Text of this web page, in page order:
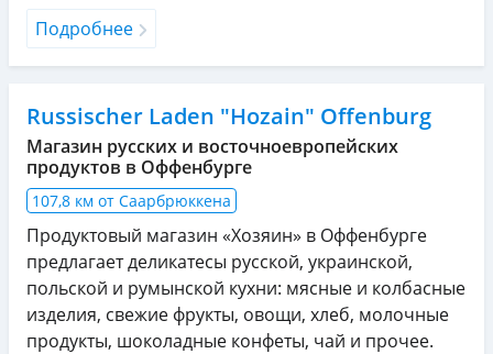
Подробнее
Russischer Laden "Hozain" Offenburg
Магазин русских и восточноевропейских
продуктов в Оффенбурге
107,8 км от Саарбрюккена
Продуктовый магазин «Хозяин» в Оффенбурге
предлагает деликатесы русской, украинской,
польской и румынской кухни: мясные и колбасные
изделия, свежие фрукты, овощи, хлеб, молочные
продукты, шоколадные конфеты, чай и прочее.